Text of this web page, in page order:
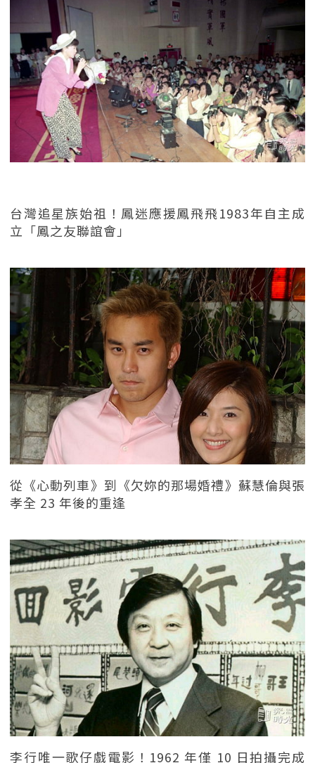
台灣追星族始祖！鳳迷應援鳳飛飛1983年自主成
立「鳳之友聯誼會」
從《心動列車》到《欠妳的那場婚禮》蘇慧倫與張
孝全 23 年後的重逢
李行唯一歌仔戲電影！1962 年僅 10 日拍攝完成